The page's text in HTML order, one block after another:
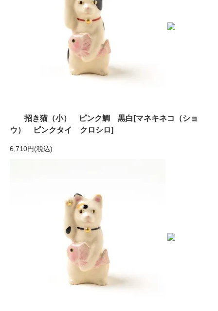
招き猫（小） ピンク鯛 黒白[マネキネコ（ショ
ウ） ピンクタイ クロシロ]
6,710円(税込)